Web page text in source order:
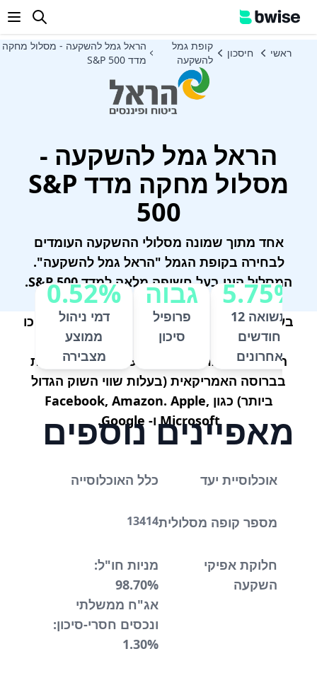
ראשי חיסכון
קופת גמל
להשקעה
הראל גמל להשקעה - מסלול מחקה
מדד S&P 500
הראל גמל להשקעה -
מסלול מחקה מדד S&P
500
אחד מתוך שמונה מסלולי ההשקעה העומדים
לבחירה בקופת הגמל "הראל גמל להשקעה".
המסלול הינו בעל חשיפה מלאה למדד S&P 500.
מדד ה-500 S&P הוא אחד המדדים המובילים
בעולם בשנים האחרונות- ביצועיו לאורך זמן הפכו
את אפיק ההשקעה לנחשק ופופלארי בעולם.
המדד עוקב אחרי ביצועי 500 החברות הגדולות
בברוסה האמריקאית (בעלות שווי השוק הגדול
ביותר) כגון Facebook, Amazon. Apple,
Microsoft ו- Google.
5.75%
תשואה 12
חודשים
אחרונים
גבוה
פרופיל
סיכון
0.52%
דמי ניהול
ממוצע
מצבירה
מאפיינים נוספים
אוכלוסיית יעד כלל האוכלוסייה
מספר קופה מסלולית13414
חלוקת אפיקי
השקעה
מניות חו"ל:
98.70%
אג"ח ממשלתי
ונכסים חסרי-סיכון:
1.30%